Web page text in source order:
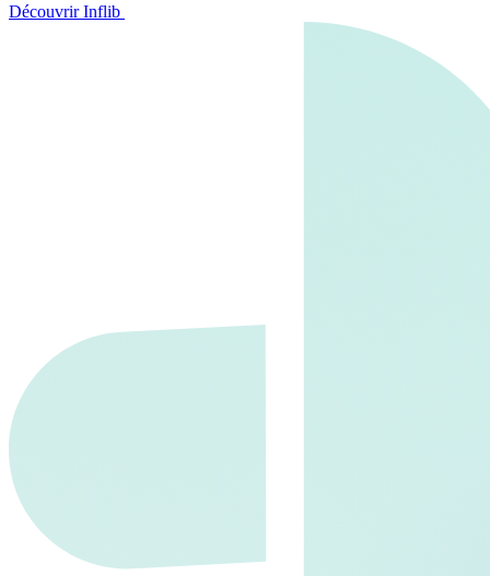
Découvrir Inflib